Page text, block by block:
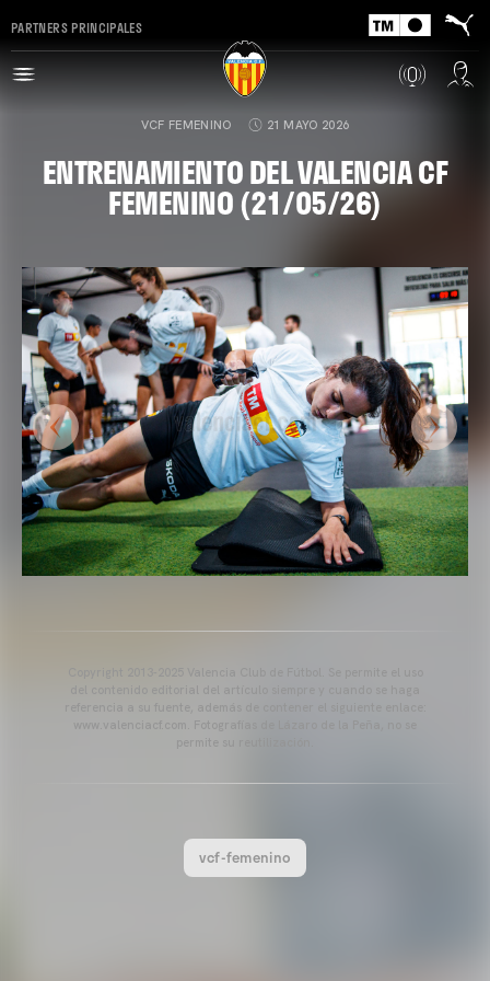
PARTNERS PRINCIPALES
VCF FEMENINO 21 MAYO 2026
ENTRENAMIENTO DEL VALENCIA CF
FEMENINO (21/05/26)
www.valenciacf.com. Fotografías de Lázaro de la Peña, no se
permite su reutilización.
vcf-femenino